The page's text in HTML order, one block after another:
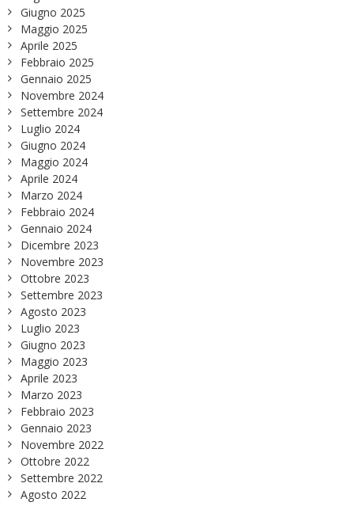
Giugno 2025
Maggio 2025
Aprile 2025
Febbraio 2025
Gennaio 2025
Novembre 2024
Settembre 2024
Luglio 2024
Giugno 2024
Maggio 2024
Aprile 2024
Marzo 2024
Febbraio 2024
Gennaio 2024
Dicembre 2023
Novembre 2023
Ottobre 2023
Settembre 2023
Agosto 2023
Luglio 2023
Giugno 2023
Maggio 2023
Aprile 2023
Marzo 2023
Febbraio 2023
Gennaio 2023
Novembre 2022
Ottobre 2022
Settembre 2022
Agosto 2022